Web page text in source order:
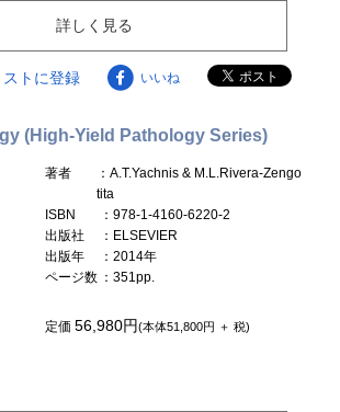
詳しく見る
トに登録 いいね
(High-Yield Pathology Series)
著者
：A.T.Yachnis & M.L.Rivera-Zengo
tita
ISBN
：978-1-4160-6220-2
出版社
：ELSEVIER
出版年
：2014年
ページ数 ：351pp.
定価56,980円(本体51,800円 ＋ 税)